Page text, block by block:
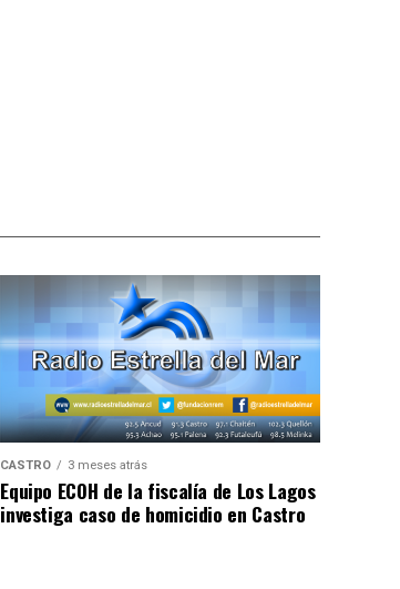
CASTRO 3 meses atrás
Equipo ECOH de la fiscalía de Los Lagos
investiga caso de homicidio en Castro